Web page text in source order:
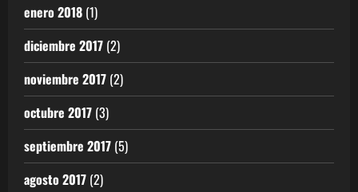
enero 2018 (1)
diciembre 2017 (2)
noviembre 2017 (2)
octubre 2017 (3)
septiembre 2017 (5)
agosto 2017 (2)